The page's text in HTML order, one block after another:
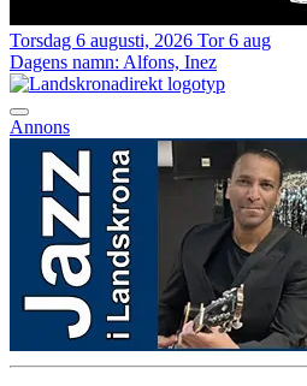
Torsdag 6 augusti, 2026 Tor 6 aug
Dagens namn: Alfons, Inez
Annons